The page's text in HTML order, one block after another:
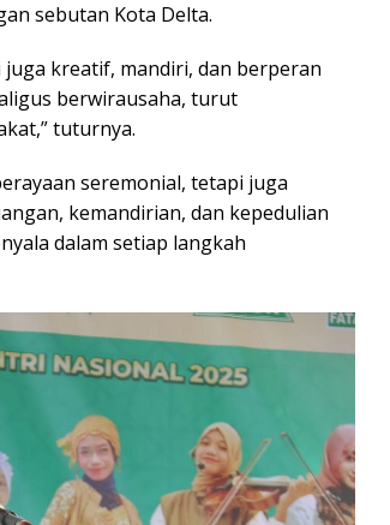
sebutan Kota Delta.
kreatif, mandiri, dan berperan
berwirausaha, turut
tuturnya.
seremonial, tetapi juga
kemandirian, dan kepedulian
dalam setiap langkah